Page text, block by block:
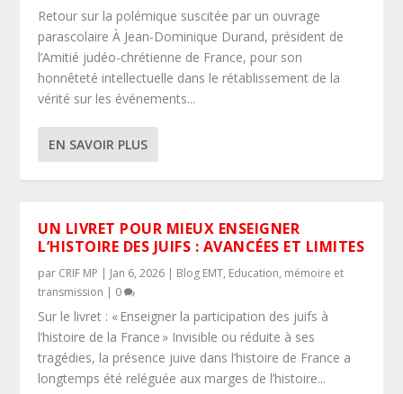
Retour sur la polémique suscitée par un ouvrage
parascolaire À Jean-Dominique Durand, président de
l’Amitié judéo-chrétienne de France, pour son
honnêteté intellectuelle dans le rétablissement de la
vérité sur les événements...
EN SAVOIR PLUS
UN LIVRET POUR MIEUX ENSEIGNER
L’HISTOIRE DES JUIFS : AVANCÉES ET LIMITES
par CRIF MP | Jan 6, 2026 | Blog EMT, Education, mémoire et
transmission | 0
Sur le livret : « Enseigner la participation des juifs à
l’histoire de la France » Invisible ou réduite à ses
tragédies, la présence juive dans l’histoire de France a
longtemps été reléguée aux marges de l’histoire...